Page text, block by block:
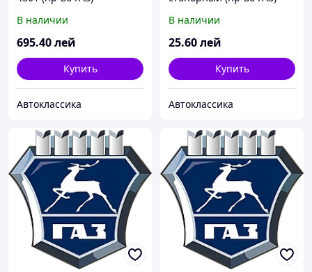
В наличии
695.40лей
Купить
Автоклассика
В наличии
25.60лей
Купить
Автоклассика